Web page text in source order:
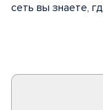
сеть вы знаете,